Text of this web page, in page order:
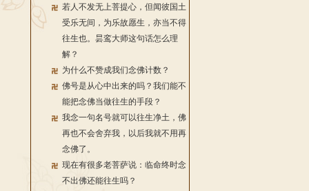
若人不发无上菩提心，但闻彼国土
受乐无间，为乐故愿生，亦当不得
往生也。昙鸾大师这句话怎么理
解？
为什么不赞成我们念佛计数？
佛号是从心中出来的吗？我们能不
能把念佛当做往生的手段？
我念一句名号就可以往生净土，佛
再也不会舍弃我，以后我就不用再
念佛了。
现在有很多老菩萨说：临命终时念
不出佛还能往生吗？